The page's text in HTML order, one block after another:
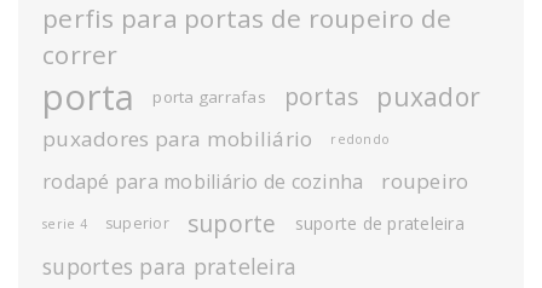
perfis para portas de roupeiro de
correr
porta porta garrafas portas puxador
puxadores para mobiliário redondo
rodapé para mobiliário de cozinha roupeiro
serie 4 superior suporte suporte de prateleira
suportes para prateleira